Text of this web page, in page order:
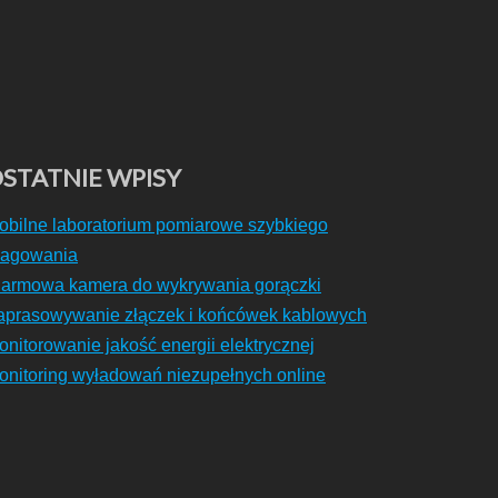
WPISY
laboratorium pomiarowe szybkiego
kamera do wykrywania gorączki
złączek i końcówek kablowych
jakość energii elektrycznej
wyładowań niezupełnych online